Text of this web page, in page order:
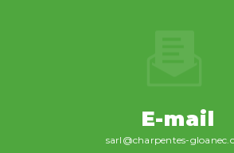
E-mail
sarl@charpentes-